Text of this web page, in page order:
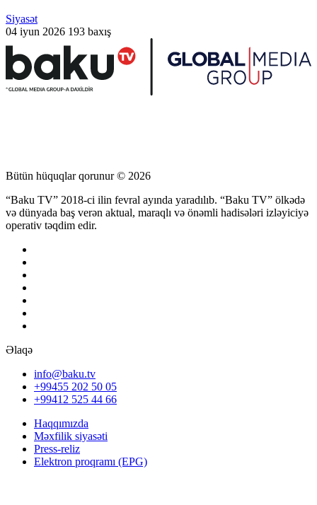
Siyasət
04 iyun 2026 193 baxış
Bütün hüquqlar qorunur © 2026
“Baku TV” 2018-ci ilin fevral ayında yaradılıb. “Baku TV” ölkədə
və dünyada baş verən aktual, maraqlı və önəmli hadisələri izləyiciyə
operativ təqdim edir.
Əlaqə
info@baku.tv
+99455 202 50 05
+99412 525 44 66
Haqqımızda
Məxfilik siyasəti
Press-reliz
Elektron proqramı (EPG)